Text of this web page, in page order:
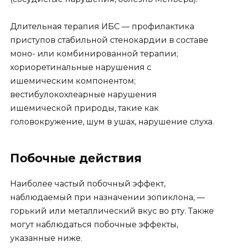
Длительная терапия ИБС — профилактика
приступов стабильной стенокардии в составе
моно- или комбинированной терапии;
хориоретинальные нарушения с
ишемическим компонентом;
вестибулокохлеарные нарушения
ишемической природы, такие как
головокружение, шум в ушах, нарушение слуха.
Побочные действия
Наиболее частый побочный эффект,
наблюдаемый при назначении зопиклона, —
горький или металлический вкус во рту. Также
могут наблюдаться побочные эффекты,
указанные ниже.